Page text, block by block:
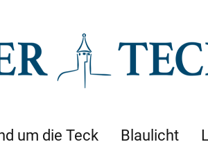
um die Teck Blaulicht